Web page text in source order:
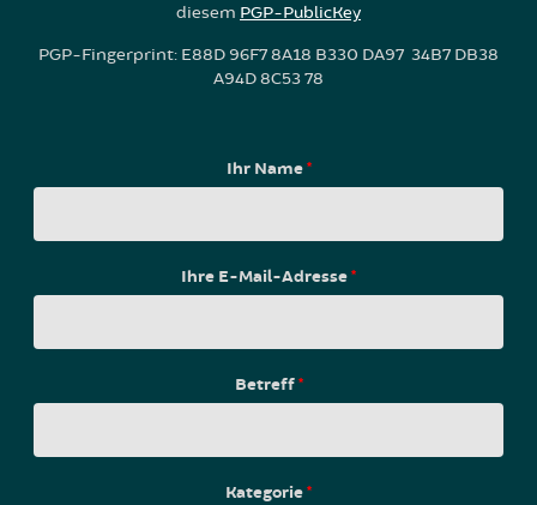
diesem PGP-PublicKey
PGP-Fingerprint: E88D 96F7 8A18 B330 DA97 34B7 DB38
A94D 8C53 78
Ihr Name*
Ihre E-Mail-Adresse*
Betreff*
Kategorie*